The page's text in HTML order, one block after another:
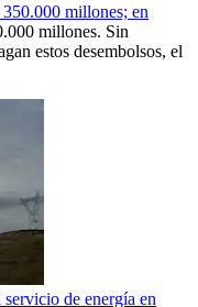
millones; en
millones. Sin
estos desembolsos, el
de energía en